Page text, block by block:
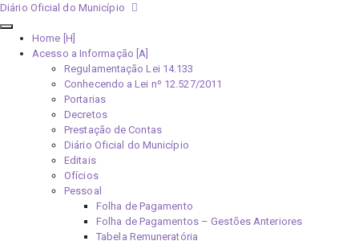
Diário Oficial do Município
Home [H]
Acesso a Informação [A]
Regulamentação Lei 14.133
Conhecendo a Lei nº 12.527/2011
Portarias
Decretos
Prestação de Contas
Diário Oficial do Município
Editais
Ofícios
Pessoal
Folha de Pagamento
Folha de Pagamentos – Gestões Anteriores
Tabela Remuneratória